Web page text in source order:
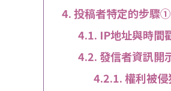
投稿者特定的步驟
IP地址與時間
發信者資訊開
權利被侵